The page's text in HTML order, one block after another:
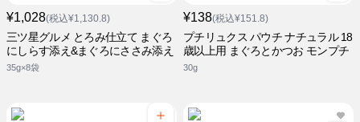
¥1,028(税込¥1,130.8)
三ツ星グルメ とろみ仕立て まぐろ
にしらす添え&まぐろにささみ添え
35g×8袋
¥138(税込¥151.8)
プチリュクス パウチ ナチュラル 18
歳以上用 まぐろとかつお モンプチ
30g